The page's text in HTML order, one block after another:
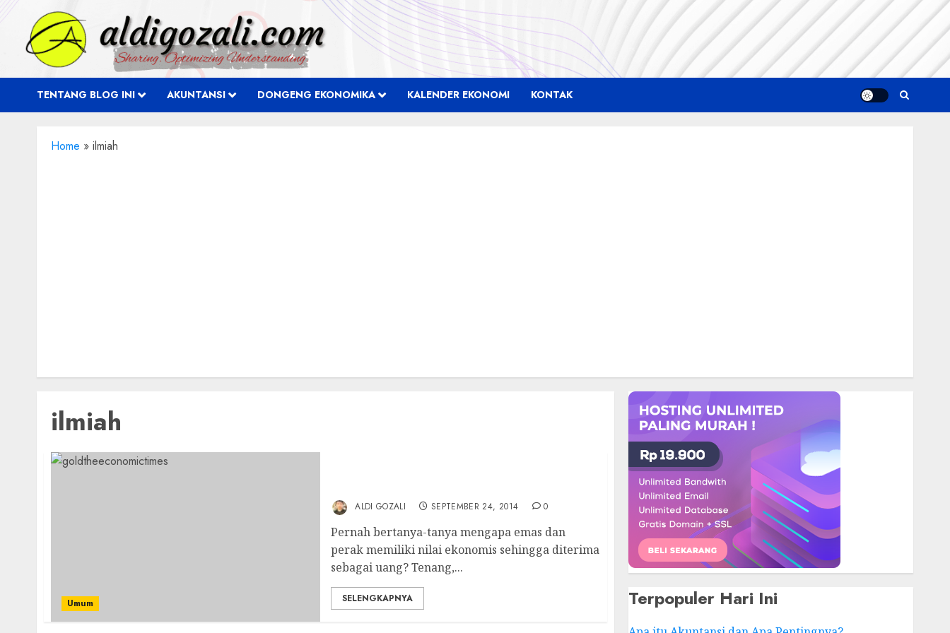
Skip
to
content
TENTANG BLOG INI AKUNTANSI DONGENG EKONOMIKA KALENDER EKONOMI KONTAK
Home » ilmiah
ilmiah
Umum
ALDI GOZALI SEPTEMBER 24, 2014 0
Pernah bertanya-tanya mengapa emas dan
perak memiliki nilai ekonomis sehingga diterima
sebagai uang? Tenang,...
SELENGKAPNYA Terpopuler Hari Ini